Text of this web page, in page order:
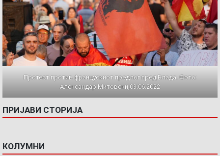
Протест против францускиот предлог пред Влада. Фото:
Александар Митовски,03.06.2022
ПРИЈАВИ СТОРИЈА
КОЛУМНИ